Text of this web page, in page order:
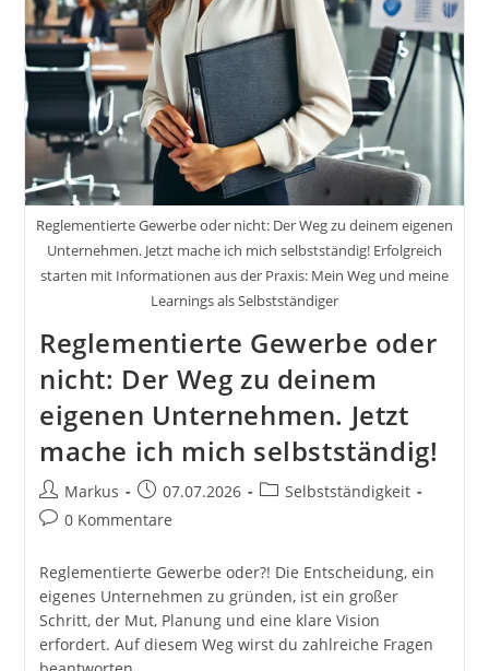
Reglementierte Gewerbe oder nicht: Der Weg zu deinem eigenen
Unternehmen. Jetzt mache ich mich selbstständig! Erfolgreich
starten mit Informationen aus der Praxis: Mein Weg und meine
Learnings als Selbstständiger
Reglementierte Gewerbe oder
nicht: Der Weg zu deinem
eigenen Unternehmen. Jetzt
mache ich mich selbstständig!
Beitrags-
Autor:
Markus
Beitrag
veröffentlicht:
07.07.2026
Beitrags-
Selbstständigkeit
Beitrags-
0 Kommentare
Reglementierte Gewerbe oder?! Die Entscheidung, ein
eigenes Unternehmen zu gründen, ist ein großer
Schritt, der Mut, Planung und eine klare Vision
erfordert. Auf diesem Weg wirst du zahlreiche Fragen